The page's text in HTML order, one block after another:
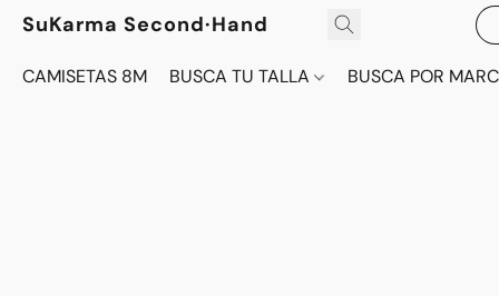
SuKarma Second·Hand
CAMISETAS 8M BUSCA TU TALLA BUSCA POR